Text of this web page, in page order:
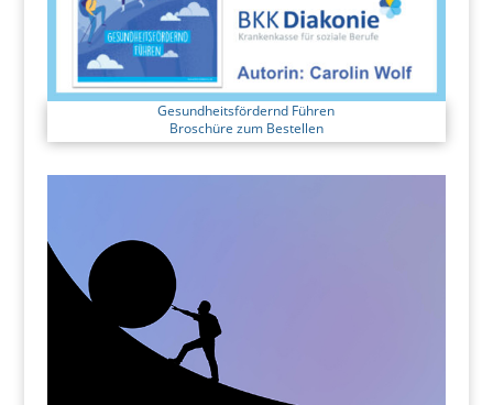
Gesundheitsfördernd Führen
Broschüre zum Bestellen